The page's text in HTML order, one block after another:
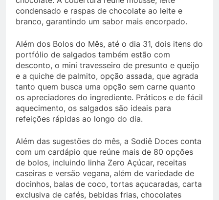
condensado e raspas de chocolate ao leite e
branco, garantindo um sabor mais encorpado.
Além dos Bolos do Mês, até o dia 31, dois itens do
portfólio de salgados também estão com
desconto, o mini travesseiro de presunto e queijo
e a quiche de palmito, opção assada, que agrada
tanto quem busca uma opção sem carne quanto
os apreciadores do ingrediente. Práticos e de fácil
aquecimento, os salgados são ideais para
refeições rápidas ao longo do dia.
Além das sugestões do mês, a Sodiê Doces conta
com um cardápio que reúne mais de 80 opções
de bolos, incluindo linha Zero Açúcar, receitas
caseiras e versão vegana, além de variedade de
docinhos, balas de coco, tortas açucaradas, carta
exclusiva de cafés, bebidas frias, chocolates